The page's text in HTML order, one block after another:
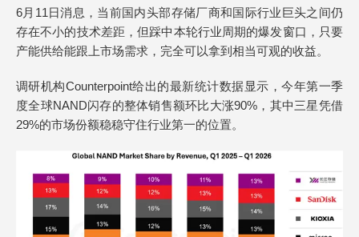
6月11日消息，当前国内头部存储厂商和国际行业巨头之间仍
存在不小的技术差距，但踩中本轮行业周期的爆发窗口，只要
产能供给能跟上市场需求，完全可以拿到相当可观的收益。
调研机构Counterpoint给出的最新统计数据显示，今年第一季
度全球NAND闪存的整体销售额环比大涨90%，其中三星凭借
29%的市场份额稳稳守住行业第一的位置。